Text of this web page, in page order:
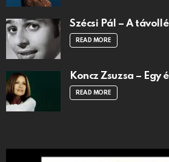
Szécsi Pál – A
READ MORE
Koncz Zsuzsa – Egy
READ MORE